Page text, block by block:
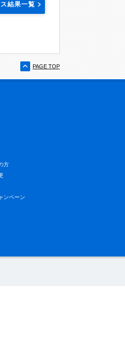
結果一覧
PAGE TOP
方
ンペーン